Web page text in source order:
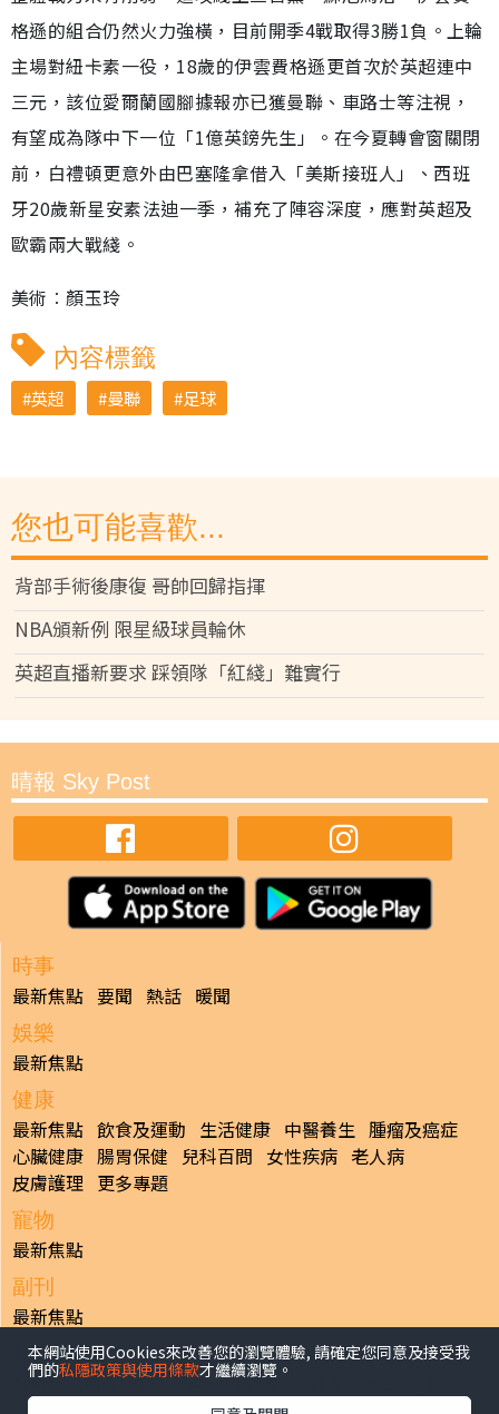
格遜的組合仍然火力強橫，目前開季4戰取得3勝1負。上輪
主場對紐卡素一役，18歲的伊雲費格遜更首次於英超連中
三元，該位愛爾蘭國腳據報亦已獲曼聯、車路士等注視，
有望成為隊中下一位「1億英鎊先生」。在今夏轉會窗關閉
前，白禮頓更意外由巴塞隆拿借入「美斯接班人」、西班
牙20歲新星安素法迪一季，補充了陣容深度，應對英超及
歐霸兩大戰綫。
美術︰顏玉玲
內容標籤
英超 曼聯 足球
您也可能喜歡...
背部手術後康復 哥帥回歸指揮
NBA頒新例 限星級球員輪休
英超直播新要求 踩領隊「紅綫」難實行
晴報 Sky Post
時事
最新焦點 要聞 熱話 暖聞
娛樂
最新焦點
健康
最新焦點 飲食及運動 生活健康 中醫養生 腫瘤及癌症
心臟健康 腸胃保健 兒科百問 女性疾病 老人病
皮膚護理 更多專題
寵物
最新焦點
副刊
最新焦點
日報
揭頁版 港聞 財經/地產 中國/國際
本網站使用Cookies來改善您的瀏覽體驗, 請確定您同意及接受我
們的私隱政策與使用條款才繼續瀏覽。